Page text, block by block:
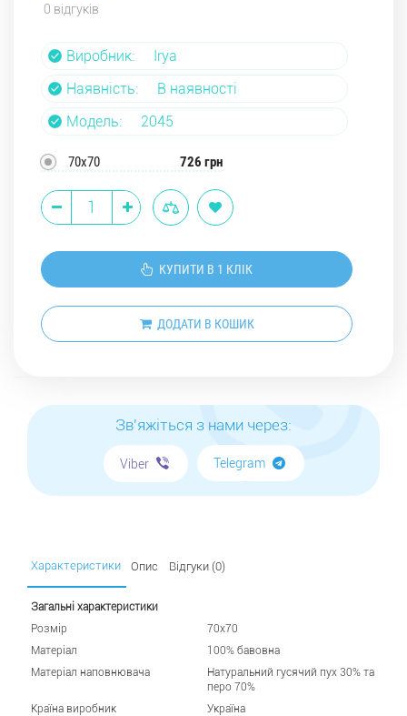
0 відгуків
Виробник:
Irya
Наявність:
В наявності
Модель:
2045
70х70 726 грн
КУПИТИ В 1 КЛІК
ДОДАТИ В КОШИК
Зв'яжіться з нами через:
Viber Telegram
Характеристики Опис Відгуки (0)
Загальні характеристики
Розмір
70х70
Матеріал
100% бавовна
Матеріал наповнювача
Натуральний гусячий пух 30% та
перо 70%
Країна виробник
Україна